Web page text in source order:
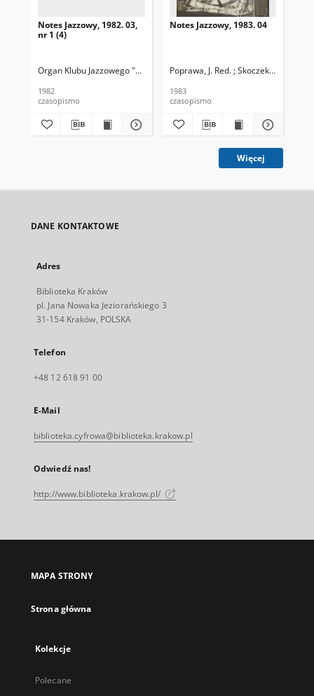
Notes Jazzowy, 1982. 03,
nr 1 (4)
Organ Klubu Jazzowego "Rotunda" Skoczek, T. Red.
1982
czasopismo
Notes Jazzowy, 1983. 04
Poprawa, J. Red. ; Skoczek T. Red.
1983
czasopismo
Więcej
DANE KONTAKTOWE
Adres
Biblioteka Kraków
pl. Jana Nowaka Jeziorańskiego 3
31-154 Kraków, POLSKA
Telefon
+48 12 618 91 00
E-Mail
biblioteka.cyfrowa@biblioteka.krakow.pl
Odwiedź nas!
http://www.biblioteka.krakow.pl/
MAPA STRONY
Strona główna
Kolekcje
Polecane